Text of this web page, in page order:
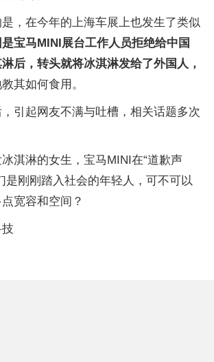
，在今年的上海车展上也发生了类似
宝马MINI展台工作人员拒绝给中国
后，转头就将冰淇淋发给了外国人，
其如何食用。
引起网友不满与吐槽，相关话题多次
淇淋的女生，宝马MINI在“道歉声
是刚刚踏入社会的年轻人，可不可以
宽容和空间？